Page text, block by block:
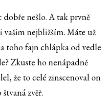
dobře nešlo. A tak prvně
vašim nejbližším. Máte už
toho fajn chlápka od vedle
Zkuste ho nenápadně
že to celé zinscenoval on
zvěř.